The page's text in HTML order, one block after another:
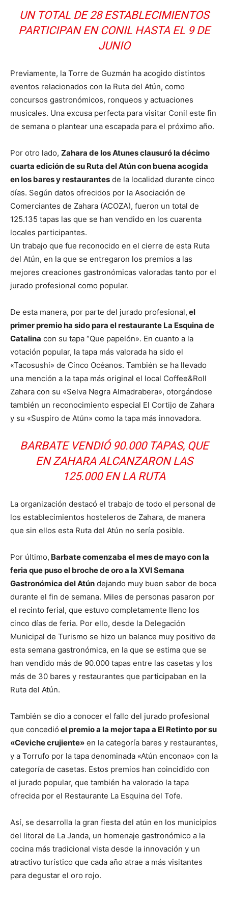
UN TOTAL DE 28 ESTABLECIMIENTOS
PARTICIPAN EN CONIL HASTA EL 9 DE
JUNIO
Previamente, la Torre de Guzmán ha acogido distintos
eventos relacionados con la Ruta del Atún, como
concursos gastronómicos, ronqueos y actuaciones
musicales. Una excusa perfecta para visitar Conil este fin
de semana o plantear una escapada para el próximo año.
Por otro lado, Zahara de los Atunes clausuró la décimo
cuarta edición de su Ruta del Atún con buena acogida
en los bares y restaurantes de la localidad durante cinco
días. Según datos ofrecidos por la Asociación de
Comerciantes de Zahara (ACOZA), fueron un total de
125.135 tapas las que se han vendido en los cuarenta
locales participantes.
Un trabajo que fue reconocido en el cierre de esta Ruta
del Atún, en la que se entregaron los premios a las
mejores creaciones gastronómicas valoradas tanto por el
jurado profesional como popular.
De esta manera, por parte del jurado profesional, el
primer premio ha sido para el restaurante La Esquina de
Catalina con su tapa “Que papelón». En cuanto a la
votación popular, la tapa más valorada ha sido el
«Tacosushi» de Cinco Océanos. También se ha llevado
una mención a la tapa más original el local Coffee&Roll
Zahara con su «Selva Negra Almadrabera», otorgándose
también un reconocimiento especial El Cortijo de Zahara
y su «Suspiro de Atún» como la tapa más innovadora.
BARBATE VENDIÓ 90.000 TAPAS, QUE
EN ZAHARA ALCANZARON LAS
125.000 EN LA RUTA
La organización destacó el trabajo de todo el personal de
los establecimientos hosteleros de Zahara, de manera
que sin ellos esta Ruta del Atún no sería posible.
Por último, Barbate comenzaba el mes de mayo con la
feria que puso el broche de oro a la XVI Semana
Gastronómica del Atún dejando muy buen sabor de boca
durante el fin de semana. Miles de personas pasaron por
el recinto ferial, que estuvo completamente lleno los
cinco días de feria. Por ello, desde la Delegación
Municipal de Turismo se hizo un balance muy positivo de
esta semana gastronómica, en la que se estima que se
han vendido más de 90.000 tapas entre las casetas y los
más de 30 bares y restaurantes que participaban en la
Ruta del Atún.
También se dio a conocer el fallo del jurado profesional
que concedió el premio a la mejor tapa a El Retinto por su
«Ceviche crujiente» en la categoría bares y restaurantes,
y a Torrufo por la tapa denominada «Atún enconao» con la
categoría de casetas. Estos premios han coincidido con
el jurado popular, que también ha valorado la tapa
ofrecida por el Restaurante La Esquina del Tofe.
Así, se desarrolla la gran fiesta del atún en los municipios
del litoral de La Janda, un homenaje gastronómico a la
cocina más tradicional vista desde la innovación y un
atractivo turístico que cada año atrae a más visitantes
para degustar el oro rojo.